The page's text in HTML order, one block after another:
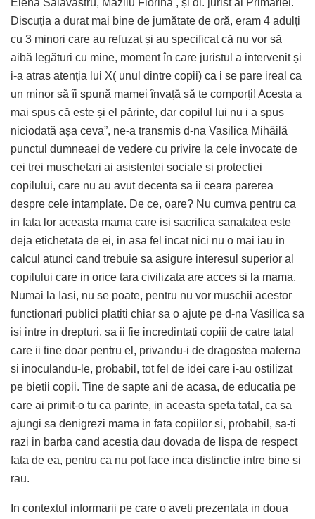
Discuția a durat mai bine de jumătate de oră, eram 4 adulți
cu 3 minori care au refuzat și au specificat că nu vor să
aibă legături cu mine, moment în care juristul a intervenit și
i-a atras atenția lui X( unul dintre copii) ca i se pare ireal ca
un minor să îi spună mamei învață să te comporți! Acesta a
mai spus că este și el părinte, dar copilul lui nu i a spus
niciodată așa ceva”, ne-a transmis d-na Vasilica Mihăilă
punctul dumneaei de vedere cu privire la cele invocate de
cei trei muschetari ai asistentei sociale si protectiei
copilului, care nu au avut decenta sa ii ceara parerea
despre cele intamplate. De ce, oare? Nu cumva pentru ca
in fata lor aceasta mama care isi sacrifica sanatatea este
deja etichetata de ei, in asa fel incat nici nu o mai iau in
calcul atunci cand trebuie sa asigure interesul superior al
copilului care in orice tara civilizata are acces si la mama.
Numai la Iasi, nu se poate, pentru nu vor muschii acestor
functionari publici platiti chiar sa o ajute pe d-na Vasilica sa
isi intre in drepturi, sa ii fie incredintati copiii de catre tatal
care ii tine doar pentru el, privandu-i de dragostea materna
si inoculandu-le, probabil, tot fel de idei care i-au ostilizat
pe bietii copii. Tine de sapte ani de acasa, de educatia pe
care ai primit-o tu ca parinte, in aceasta speta tatal, ca sa
ajungi sa denigrezi mama in fata copiilor si, probabil, sa-ti
razi in barba cand acestia dau dovada de lispa de respect
fata de ea, pentru ca nu pot face inca distinctie intre bine si
rau.
In contextul informarii pe care o aveti prezentata in doua